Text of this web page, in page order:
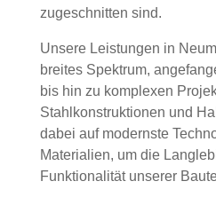
zugeschnitten sind.
Unsere Leistungen in
breites Spektrum,
bis hin zu komplexen
Stahlkonstruktionen und
dabei auf modernste
Materialien, um die
Funktionalität unserer